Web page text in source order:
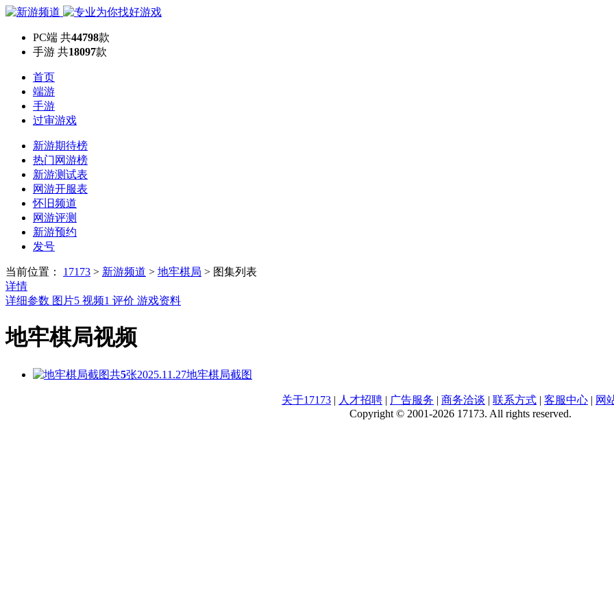
PC端 共44798款
手游 共18097款
首页
端游
手游
过审游戏
新游期待榜
热门网游榜
新游测试表
网游开服表
怀旧频道
网游评测
新游预约
发号
当前位置： 17173 > 新游频道 > 地牢棋局 > 图集列表
详情
详细参数 图片5 视频1 评价 游戏资料
地牢棋局视频
共5张2025.11.27地牢棋局截图
关于17173 | 人才招聘 | 广告服务 | 商务洽谈 | 联系方式 | 客服中心 | 网
Copyright © 2001-2026 17173. All rights reserved.